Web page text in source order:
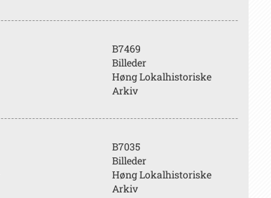
B7469
Billeder
Høng Lokalhistoriske
Arkiv
B7035
Billeder
Høng Lokalhistoriske
Arkiv